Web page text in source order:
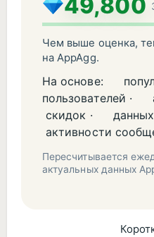
49,800
Чем выше оценка,
на AppAgg.
На основе:
пользователей ·
скидок ·
активности
Пересчитывается
актуальных данных